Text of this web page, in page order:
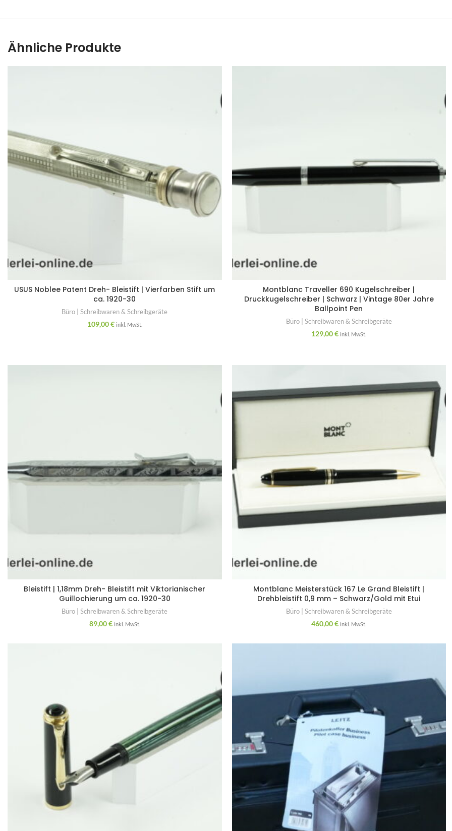
Ähnliche Produkte
USUS Noblee Patent Dreh- Bleistift | Vierfarben Stift um
ca. 1920-30
Büro | Schreibwaren & Schreibgeräte
109,00€ inkl. MwSt.
Montblanc Traveller 690 Kugelschreiber |
Druckkugelschreiber | Schwarz | Vintage 80er Jahre
Ballpoint Pen
Büro | Schreibwaren & Schreibgeräte
129,00€ inkl. MwSt.
Bleistift | 1,18mm Dreh- Bleistift mit Viktorianischer
Guillochierung um ca. 1920-30
Büro | Schreibwaren & Schreibgeräte
89,00€ inkl. MwSt.
Montblanc Meisterstück 167 Le Grand Bleistift |
Drehbleistift 0,9 mm – Schwarz/Gold mit Etui
Büro | Schreibwaren & Schreibgeräte
460,00€ inkl. MwSt.